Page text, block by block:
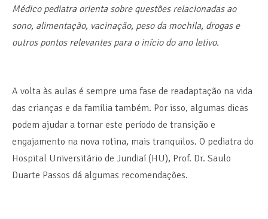
Médico pediatra orienta sobre questões relacionadas ao
sono, alimentação, vacinação, peso da mochila, drogas e
outros pontos relevantes para o início do ano letivo.
A volta às aulas é sempre uma fase de readaptação na vida
das crianças e da família também. Por isso, algumas dicas
podem ajudar a tornar este período de transição e
engajamento na nova rotina, mais tranquilos. O pediatra do
Hospital Universitário de Jundiaí (HU), Prof. Dr. Saulo
Duarte Passos dá algumas recomendações.